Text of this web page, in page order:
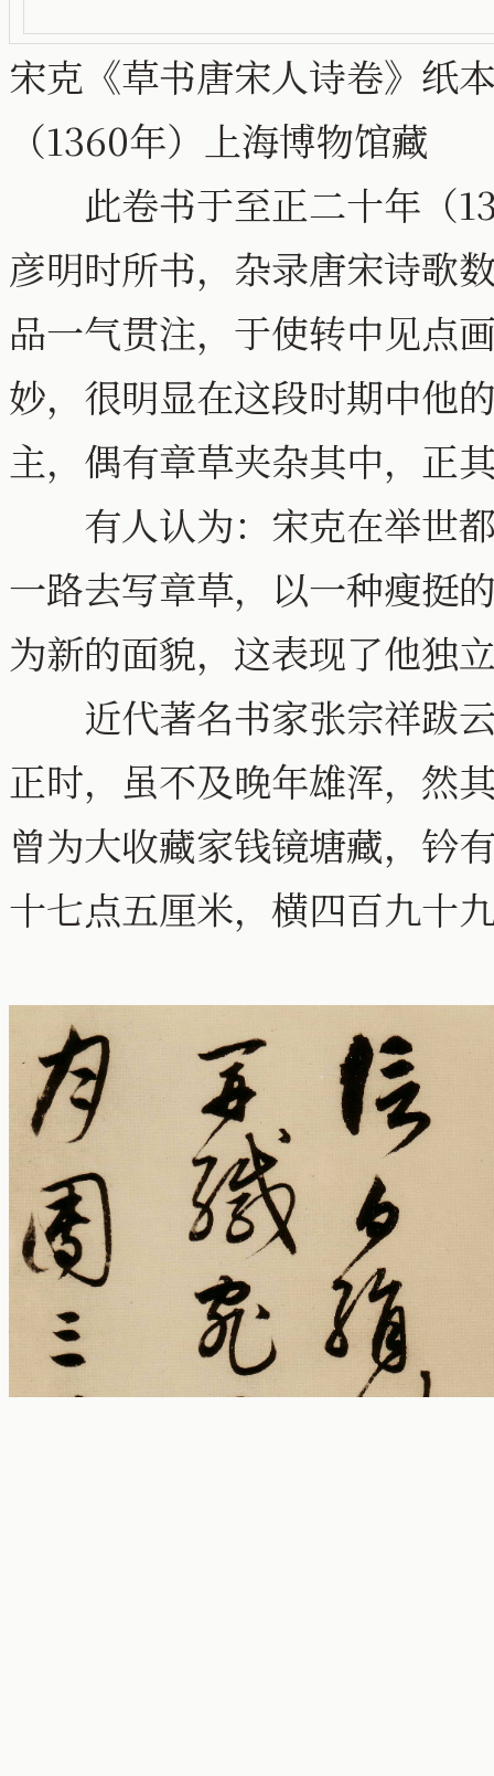
宋克《草书唐宋人诗卷》纸
（1360年）上海博物馆藏
此卷书于至正二十年（
彦明时所书，杂录唐宋诗歌
品一气贯注，于使转中见点
妙，很明显在这段时期中他
主，偶有章草夹杂其中，正
有人认为：宋克在举世都
一路去写章草，以一种瘦挺
为新的面貌，这表现了他独
近代著名书家张宗祥跋
正时，虽不及晚年雄浑，然
曾为大收藏家钱镜塘藏，
十七点五厘米，横四百九十